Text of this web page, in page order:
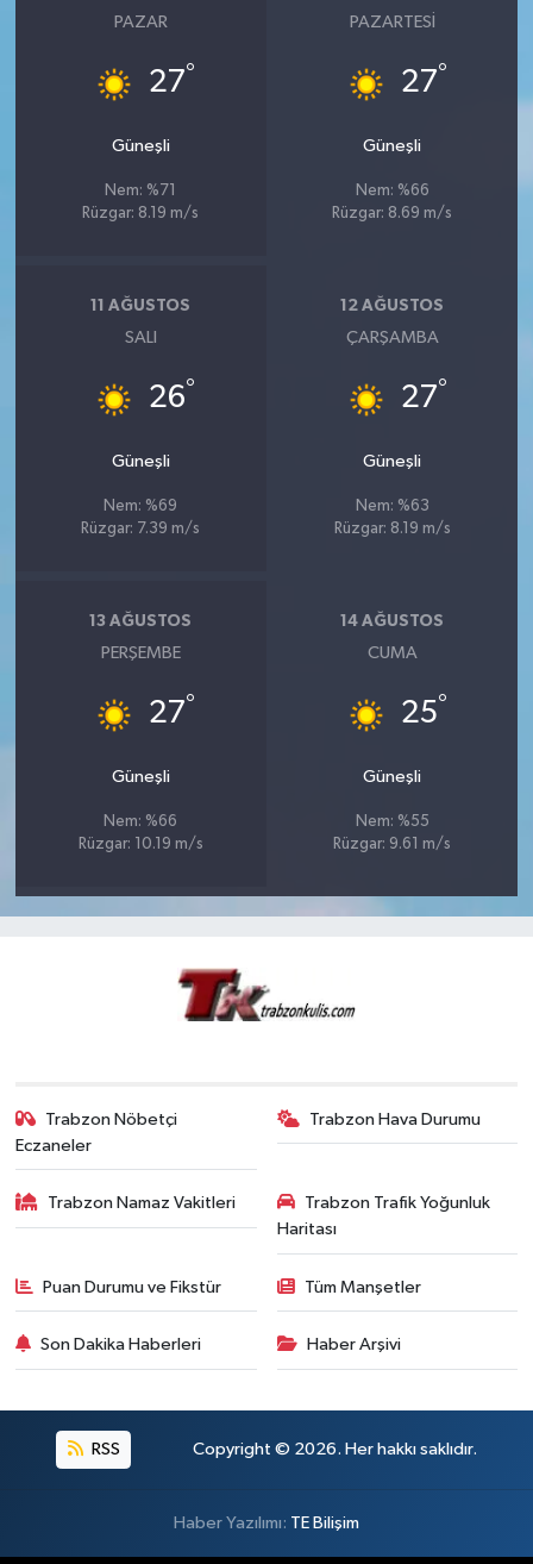
PAZAR
27°
Güneşli
Nem: %71
Rüzgar: 8.19 m/s
PAZARTESI
27°
Güneşli
Nem: %66
Rüzgar: 8.69 m/s
11 AĞUSTOS
SALI
26°
Güneşli
Nem: %69
Rüzgar: 7.39 m/s
12 AĞUSTOS
ÇARŞAMBA
27°
Güneşli
Nem: %63
Rüzgar: 8.19 m/s
13 AĞUSTOS
PERŞEMBE
27°
Güneşli
Nem: %66
Rüzgar: 10.19 m/s
14 AĞUSTOS
CUMA
25°
Güneşli
Nem: %55
Rüzgar: 9.61 m/s
Trabzon Nöbetçi
Eczaneler
Trabzon Hava Durumu
Trabzon Namaz Vakitleri
Trabzon Trafik Yoğunluk
Haritası
Puan Durumu ve Fikstür Tüm Manşetler
Son Dakika Haberleri Haber Arşivi
RSS Copyright © 2026. Her hakkı saklıdır.
Haber Yazılımı: TE Bilişim